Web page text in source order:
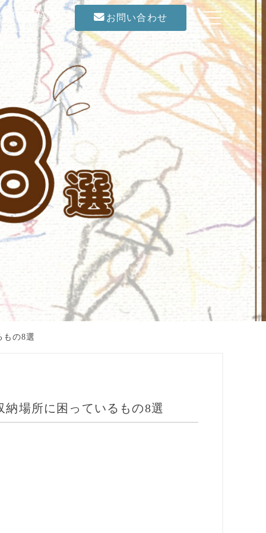
COMPANY
会社概要
お問い合わせ
の8選
場所に困っているもの8選